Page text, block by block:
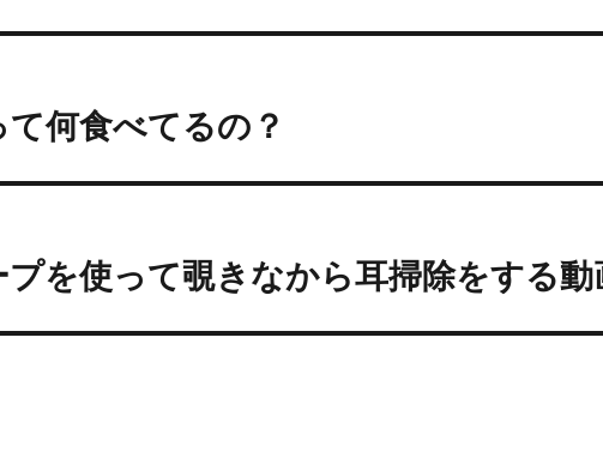
b
k
r
g
何食べてるの？
を使って覗きなから耳掃除をする動